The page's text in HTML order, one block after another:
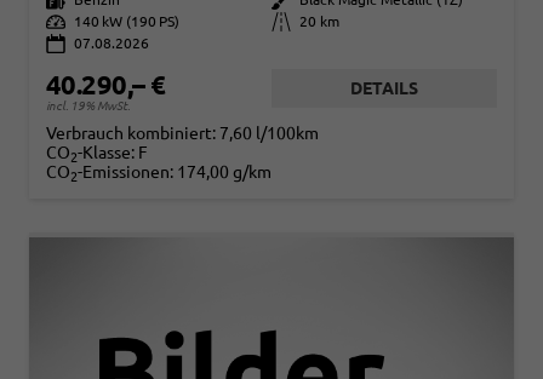
Leistung
140 kW (190 PS) Kilometerstand
20 km
07.08.2026
40.290,– €
incl. 19% MwSt.
DETAILS
Verbrauch kombiniert: 7,60 l/100km
CO2-Klasse: F
CO2-Emissionen: 174,00 g/km